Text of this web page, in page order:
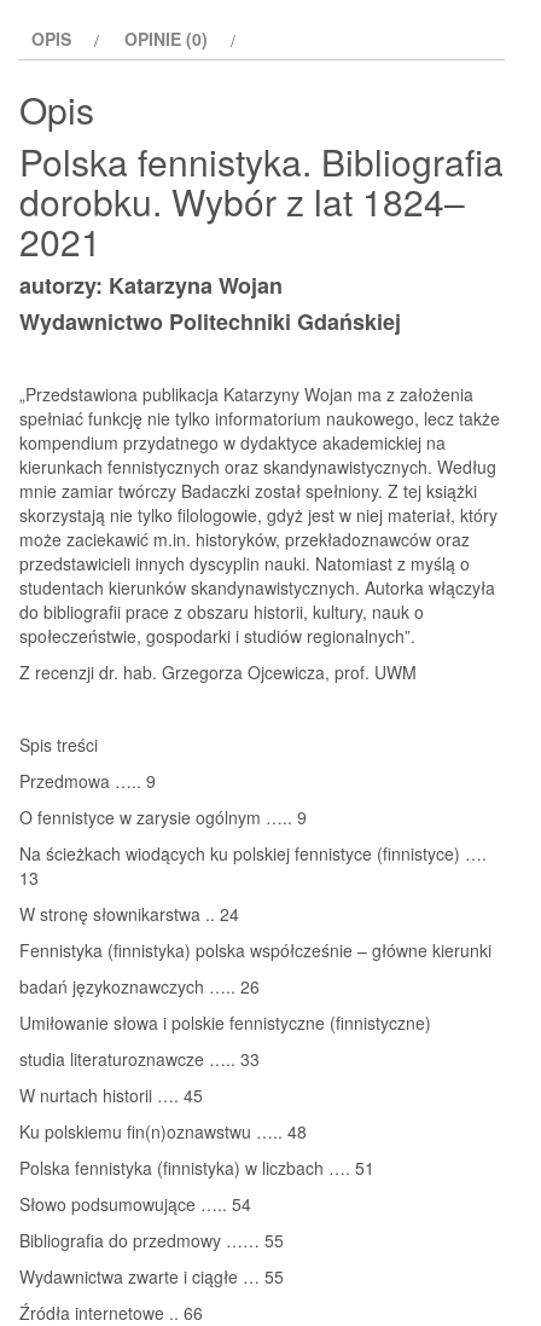
1824–
2021
OPIS OPINIE (0)
Opis
Polska fennistyka. Bibliografia
dorobku. Wybór z lat 1824–
2021
autorzy: Katarzyna Wojan
Wydawnictwo Politechniki Gdańskiej
„Przedstawiona publikacja Katarzyny Wojan ma z założenia
spełniać funkcję nie tylko informatorium naukowego, lecz także
kompendium przydatnego w dydaktyce akademickiej na
kierunkach fennistycznych oraz skandynawistycznych. Według
mnie zamiar twórczy Badaczki został spełniony. Z tej książki
skorzystają nie tylko filologowie, gdyż jest w niej materiał, który
może zaciekawić m.in. historyków, przekładoznawców oraz
przedstawicieli innych dyscyplin nauki. Natomiast z myślą o
studentach kierunków skandynawistycznych. Autorka włączyła
do bibliografii prace z obszaru historii, kultury, nauk o
społeczeństwie, gospodarki i studiów regionalnych”.
Z recenzji dr. hab. Grzegorza Ojcewicza, prof. UWM
Spis treści
Przedmowa ….. 9
O fennistyce w zarysie ogólnym ….. 9
Na ścieżkach wiodących ku polskiej fennistyce (finnistyce) ….
13
W stronę słownikarstwa .. 24
Fennistyka (finnistyka) polska współcześnie – główne kierunki
badań językoznawczych ….. 26
Umiłowanie słowa i polskie fennistyczne (finnistyczne)
studia literaturoznawcze ….. 33
W nurtach historii …. 45
Ku polskiemu fin(n)oznawstwu ….. 48
Polska fennistyka (finnistyka) w liczbach …. 51
Słowo podsumowujące ….. 54
Bibliografia do przedmowy …… 55
Wydawnictwa zwarte i ciągłe … 55
Źródła internetowe .. 66